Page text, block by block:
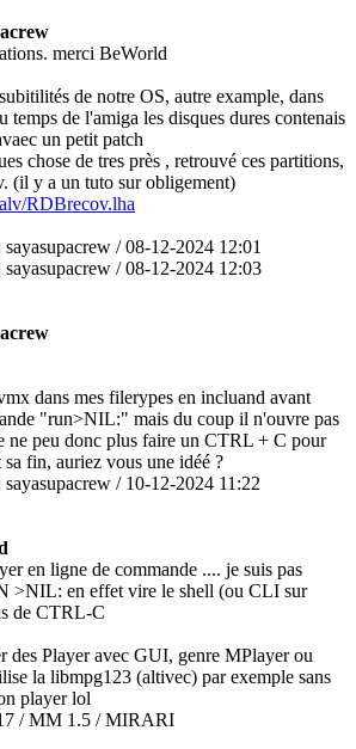
merci BeWorld
de notre OS, autre example, dans
temps de l'amiga les disques dures contenais
un petit patch
chose de tres près , retrouvé ces partitions,
(il y a un tuto sur obligement)
RDBrecov.lha
sayasupacrew / 08-12-2024 12:01
sayasupacrew / 08-12-2024 12:03
dans mes filerypes en incluand avant
"run>NIL:" mais du coup il n'ouvre pas
ne peu donc plus faire un CTRL + C pour
fin, auriez vous une idéé ?
sayasupacrew / 10-12-2024 11:22
en ligne de commande .... je suis pas
>NIL: en effet vire le shell (ou CLI sur
de CTRL-C
des Player avec GUI, genre MPlayer ou
la libmpg123 (altivec) par exemple sans
player lol
/ MM 1.5 / MIRARI